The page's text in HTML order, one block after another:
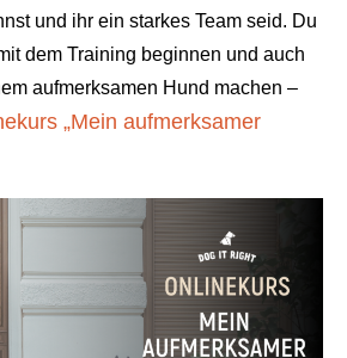
und ihr ein starkes Team seid. Du
dem Training beginnen und auch
aufmerksamen Hund machen –
„Mein aufmerksamer